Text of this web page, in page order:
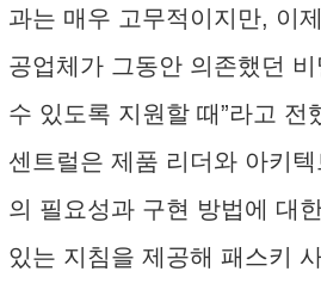
과는 매우 고무적이지만, 이
공업체가 그동안 의존했던
수 있도록 지원할 때”라고 전
센트럴은 제품 리더와 아키
의 필요성과 구현 방법에 대
있는 지침을 제공해 패스키